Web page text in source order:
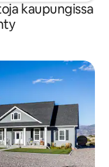
kaupungissa